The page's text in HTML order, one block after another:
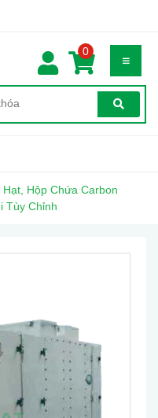
0
Hạt, Hộp Chứa Carbon
Tùy Chỉnh